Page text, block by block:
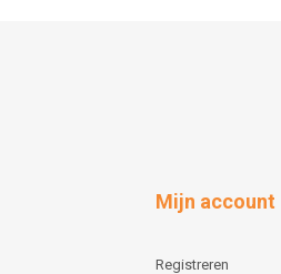
Mijn account
Registreren